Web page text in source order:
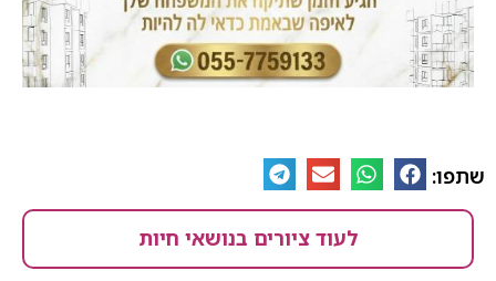
שתפו:
לעוד ציורים בנושאי חיות